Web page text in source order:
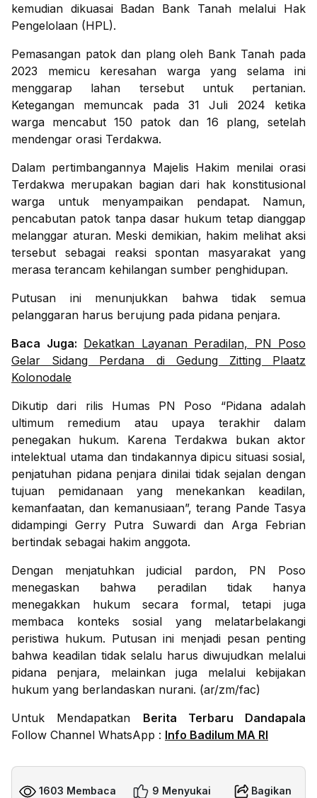
kemudian dikuasai Badan Bank Tanah melalui Hak
Pengelolaan (HPL).
Pemasangan patok dan plang oleh Bank Tanah pada
2023 memicu keresahan warga yang selama ini
menggarap lahan tersebut untuk pertanian.
Ketegangan memuncak pada 31 Juli 2024 ketika
warga mencabut 150 patok dan 16 plang, setelah
mendengar orasi Terdakwa.
Dalam pertimbangannya Majelis Hakim menilai orasi
Terdakwa merupakan bagian dari hak konstitusional
warga untuk menyampaikan pendapat. Namun,
pencabutan patok tanpa dasar hukum tetap dianggap
melanggar aturan. Meski demikian, hakim melihat aksi
tersebut sebagai reaksi spontan masyarakat yang
merasa terancam kehilangan sumber penghidupan.
Putusan ini menunjukkan bahwa tidak semua
pelanggaran harus berujung pada pidana penjara.
Baca Juga: Dekatkan Layanan Peradilan, PN Poso
Gelar Sidang Perdana di Gedung Zitting Plaatz
Kolonodale
Dikutip dari rilis Humas PN Poso “Pidana adalah
ultimum remedium atau upaya terakhir dalam
penegakan hukum. Karena Terdakwa bukan aktor
intelektual utama dan tindakannya dipicu situasi sosial,
penjatuhan pidana penjara dinilai tidak sejalan dengan
tujuan pemidanaan yang menekankan keadilan,
kemanfaatan, dan kemanusiaan”, terang Pande Tasya
didampingi Gerry Putra Suwardi dan Arga Febrian
bertindak sebagai hakim anggota.
Dengan menjatuhkan judicial pardon, PN Poso
menegaskan bahwa peradilan tidak hanya
menegakkan hukum secara formal, tetapi juga
membaca konteks sosial yang melatarbelakangi
peristiwa hukum. Putusan ini menjadi pesan penting
bahwa keadilan tidak selalu harus diwujudkan melalui
pidana penjara, melainkan juga melalui kebijakan
hukum yang berlandaskan nurani. (ar/zm/fac)
Untuk Mendapatkan Berita Terbaru Dandapala
Follow Channel WhatsApp : Info Badilum MA RI
1603 Membaca 9 Menyukai Bagikan